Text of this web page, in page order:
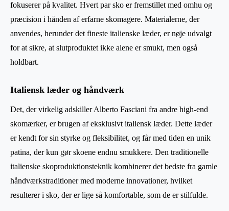
fokuserer på kvalitet. Hvert par sko er fremstillet med omhu og
præcision i hånden af erfarne skomagere. Materialerne, der
anvendes, herunder det fineste italienske læder, er nøje udvalgt
for at sikre, at slutproduktet ikke alene er smukt, men også
holdbart.
Italiensk læder og håndværk
Det, der virkelig adskiller Alberto Fasciani fra andre high-end
skomærker, er brugen af eksklusivt italiensk læder. Dette læder
er kendt for sin styrke og fleksibilitet, og får med tiden en unik
patina, der kun gør skoene endnu smukkere. Den traditionelle
italienske skoproduktionsteknik kombinerer det bedste fra gamle
håndværkstraditioner med moderne innovationer, hvilket
resulterer i sko, der er lige så komfortable, som de er stilfulde.